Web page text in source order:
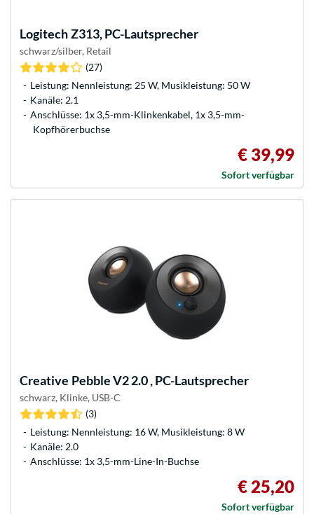
LogitechZ313, PC-Lautsprecher
schwarz/silber, Retail
(27)
Leistung: Nennleistung: 25 W, Musikleistung: 50 W
Kanäle: 2.1
Anschlüsse: 1x 3,5-mm-Klinkenkabel, 1x 3,5-mm-
Kopfhörerbuchse
€ 39,99
Sofort verfügbar
Creative Pebble V2 2.0 , PC-Lautsprecher
schwarz, Klinke, USB-C
(3)
Leistung: Nennleistung: 16 W, Musikleistung: 8 W
Kanäle: 2.0
Anschlüsse: 1x 3,5-mm-Line-In-Buchse
€ 25,20
Sofort verfügbar